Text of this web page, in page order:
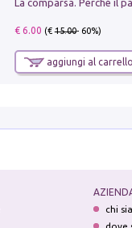
€ 6.00 (€15.00- 60%)
aggiungi al carrello
chi